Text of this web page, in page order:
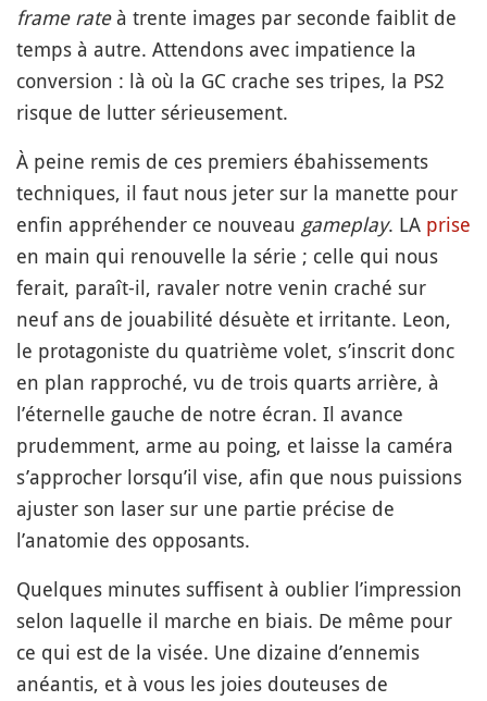
frame rateà trente images par seconde faiblit de
temps à autre. Attendons avec impatience la
conversion : là où la GC crache ses tripes, la PS2
risque de lutter sérieusement.
À peine remis de ces premiers ébahissements
techniques, il faut nous jeter sur la manette pour
enfin appréhender ce nouveau gameplay. LA prise
en main qui renouvelle la série ; celle qui nous
ferait, paraît-il, ravaler notre venin craché sur
neuf ans de jouabilité désuète et irritante. Leon,
le protagoniste du quatrième volet, s’inscrit donc
en plan rapproché, vu de trois quarts arrière, à
l’éternelle gauche de notre écran. Il avance
prudemment, arme au poing, et laisse la caméra
s’approcher lorsqu’il vise, afin que nous puissions
ajuster son laser sur une partie précise de
l’anatomie des opposants.
Quelques minutes suffisent à oublier l’impression
selon laquelle il marche en biais. De même pour
ce qui est de la visée. Une dizaine d’ennemis
anéantis, et à vous les joies douteuses de